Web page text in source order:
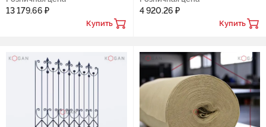
13 179.66 ₽
Купить
4 920.26 ₽
Купить